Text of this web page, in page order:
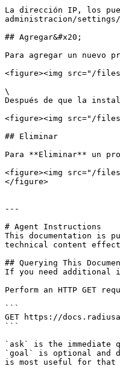
La dirección IP, los
administracion/
## Agregar&#x20;
Para agregar un nuevo
<figure><img src="/files/
\
Después de que la
<figure><img src="/files/
## Eliminar
Para **Eliminar** un
<figure><img src="/files/
</figure>
---
# Agent Instructions
This documentation is
technical content
## Querying This
If you need additional
Perform an HTTP GET
```
GET https://
```
`ask` is the immediate
`goal` is optional and
is most useful for that